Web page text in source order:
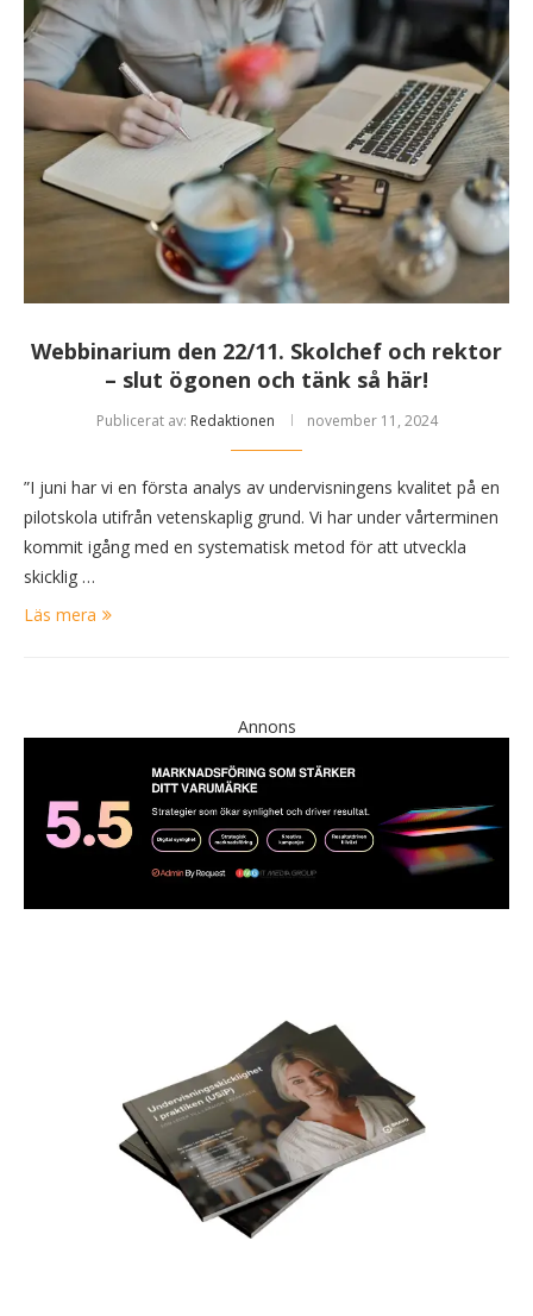
Webbinarium den 22/11. Skolchef och rektor
– slut ögonen och tänk så här!
Publicerat av: Redaktionen november 11, 2024
”I juni har vi en första analys av undervisningens kvalitet på en
pilotskola utifrån vetenskaplig grund. Vi har under vårterminen
kommit igång med en systematisk metod för att utveckla
skicklig …
Läs mera
Annons